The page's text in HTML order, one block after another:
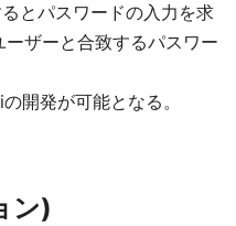
とパスワードの入力を求
ザーと合致するパスワー
開発が可能となる。
ン)